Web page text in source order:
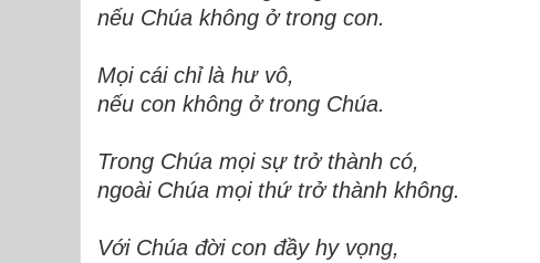
nếu Chúa không ở trong con.
Mọi cái chỉ là hư vô,
nếu con không ở trong Chúa.
Trong Chúa mọi sự trở thành có,
ngoài Chúa mọi thứ trở thành không.
Với Chúa đời con đầy hy vọng,